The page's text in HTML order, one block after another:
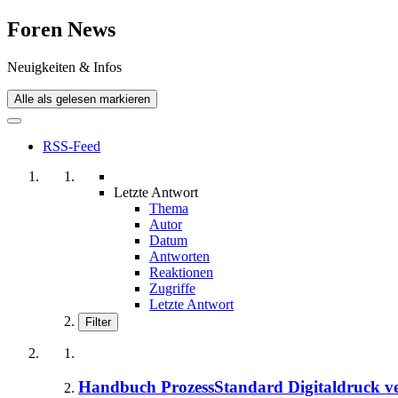
Foren News
Neuigkeiten & Infos
Alle als gelesen markieren
RSS-Feed
Letzte Antwort
Thema
Autor
Datum
Antworten
Reaktionen
Zugriffe
Letzte Antwort
Filter
Handbuch ProzessStandard Digitaldruck